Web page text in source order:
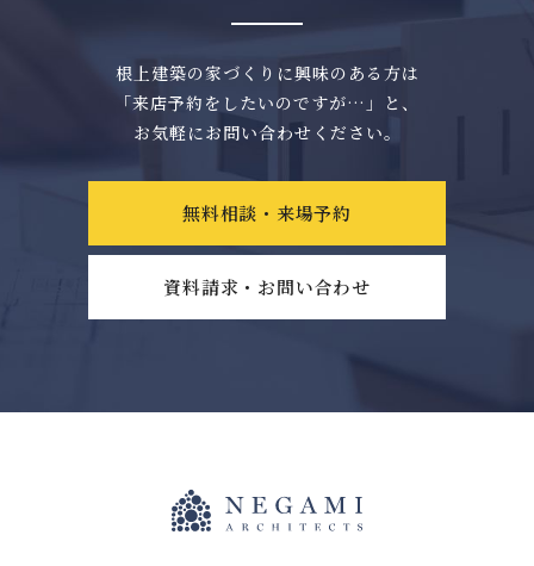
根上建築の家づくりに興味のある方は
「来店予約をしたいのですが…」と、
お気軽にお問い合わせください。
無料相談・来場予約
資料請求・お問い合わせ